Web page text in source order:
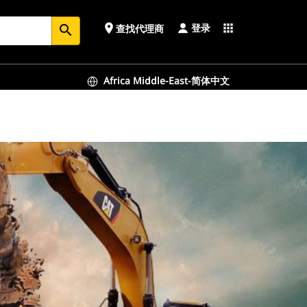
search place 查找代理商 登录 apps
Africa Middle-East-简体中文